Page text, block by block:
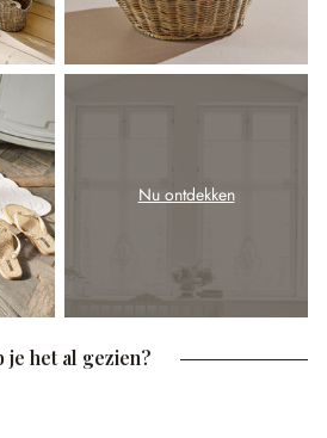
Nu ontdekken
je het al gezien?